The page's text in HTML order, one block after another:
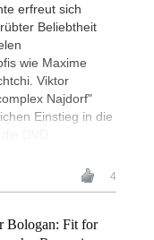
erfreut sich
Beliebtheit
wie Maxime
Viktor
Najdorf"
Einstieg in die
4
Bologan: Fit for